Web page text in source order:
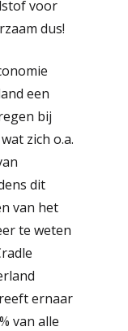
voor
dus!
een
bij
zich o.a.
dit
van het
te weten
ernaar
van alle